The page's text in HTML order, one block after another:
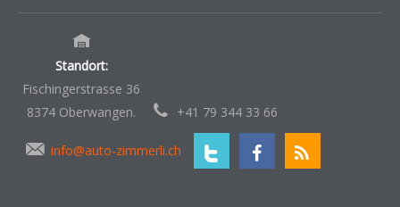
Standort:
Fischingerstrasse 36
8374 Oberwangen.
+41 79 344 33 66
info@auto-zimmerli.ch